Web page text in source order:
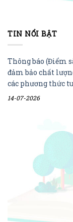
TIN NỔI BẬT
Thông báo (Điểm
đảm bảo chất
các phương thức
14-07-2026